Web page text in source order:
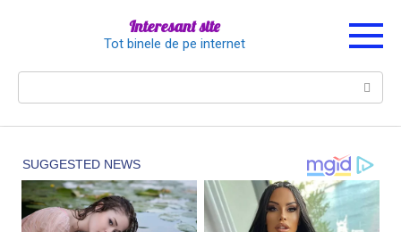
Interesant site
Tot binele de pe internet